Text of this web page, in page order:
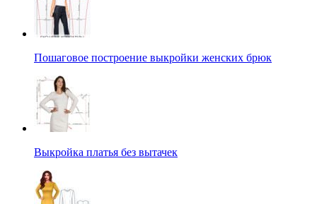
Пошаговое построение выкройки женских брюк
Выкройка платья без вытачек